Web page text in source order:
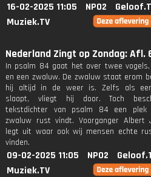
16-02-2025 11:05 NPO2
Muziek.TV
Nederland Zingt op Zondag: Afl.
In psalm 84 gaat het over twee
en een zwaluw. De zwaluw staat erom
hij altijd in de weer is. Zelfs als
slaapt, vliegt hij door. Toch
tekstdichter van psalm 84 een
zwaluw rust vindt. Voorganger Albert
legt uit waar ook wij mensen echte
vinden.
09-02-2025 11:05 NPO2
Muziek.TV